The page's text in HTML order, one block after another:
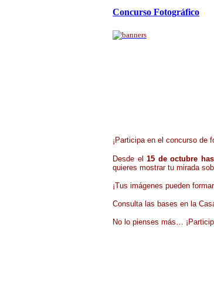
Concurso Fotográfico
¡ Participa en el concurso de
Desde el15 de octubre
quieres mostrar tu mirada
¡Tus imágenes pueden
Consulta las bases en la
No lo pienses más…